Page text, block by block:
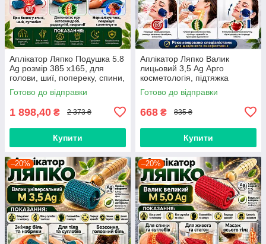
Аплікатор Ляпко Подушка 5.8
Ag розмір 385 х165, для
голови, шиї, попереку, спини,
хребта, суглобів, ніг
Готово до відправки
1 898,40 ₴ 2 373 ₴
Купити
Аплікатор Ляпко Валик
лицьовий 3,5 Ag Арго
косметологія, підтяжка
обличчя, зморшки, ліфтинг,
для масажу дітей
Готово до відправки
668 ₴ 835 ₴
Купити
–20% –20%